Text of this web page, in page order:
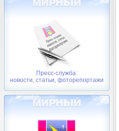
Пресс-служба:
новости, статьи, фоторепортажи